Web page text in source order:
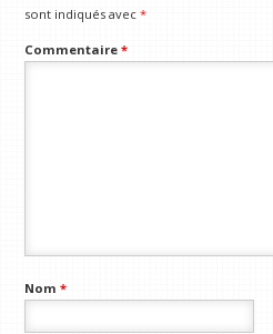
sont indiqués avec*
Commentaire*
Nom*